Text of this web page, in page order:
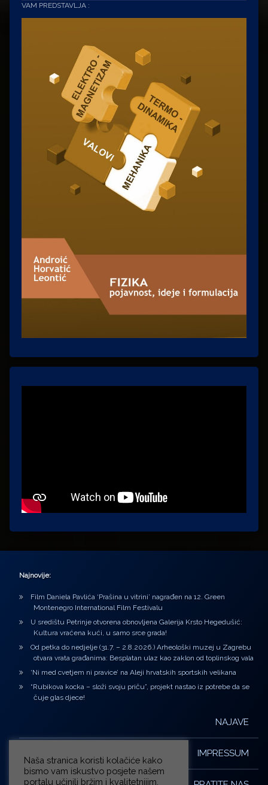
VAM PREDSTAVLJA :
Najnovije:
Film Daniela Pavlića ‘Prašina u vitrini’ nagrađen na 12. Green
Montenegro International Film Festivalu
U središtu Petrinje otvorena obnovljena Galerija Krsto Hegedušić:
Kultura vraćena kući, u samo srce grada!
Od petka do nedjelje (31.7. – 2.8.2026.) Arheološki muzej u Zagrebu
otvara vrata građanima: Besplatan ulaz kao zaklon od toplinskog vala
‘Ni med cvetjem ni pravice’ na Aleji hrvatskih sportskih velikana
“Rubikova kocka – složi svoju priču”, projekt nastao iz potrebe da se
čuje glas djece!
NAJAVE
IMPRESSUM
Naša stranica koristi kolačiće kako
bismo vam iskustvo posjete našem
portalu učinili bržim i kvalitetnijim.